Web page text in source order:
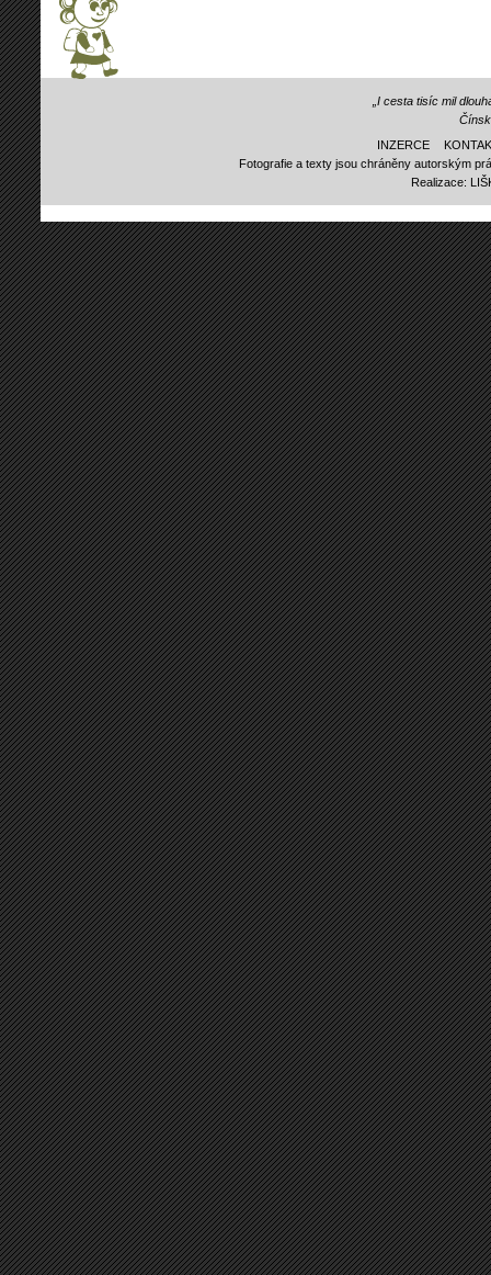
„I cesta tisíc mil
INZERCE
Fotografie a texty jsou chráněny autorským
Realizace: